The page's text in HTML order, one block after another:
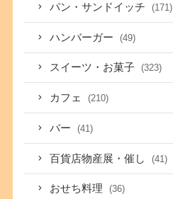
パン・サンドイッチ (171)
ハンバーガー (49)
スイーツ・お菓子 (323)
カフェ (210)
バー (41)
百貨店物産展・催し (41)
おせち料理 (36)